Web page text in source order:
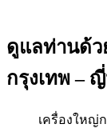
ดูแลท่านด้ว
กรุงเทพ –
เครื่องใหญ่